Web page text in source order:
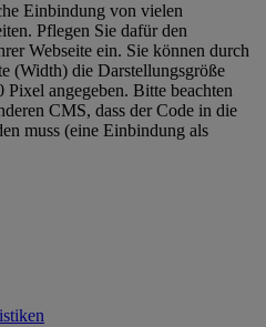
Einbindung von vielen
Pflegen Sie dafür den
Webseite ein. Sie können durch
(Width) die Darstellungsgröße
Pixel angegeben. Bitte beachten
CMS, dass der Code in die
muss (eine Einbindung als